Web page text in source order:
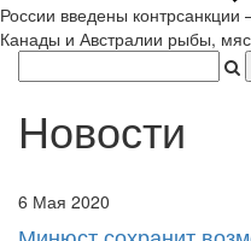
России введены
Канады и Австралии рыбы,
Новости
6 Мая 2020